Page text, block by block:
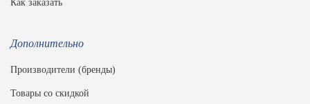
Как заказать
Дополнительно
Производители (бренды)
Товары со скидкой